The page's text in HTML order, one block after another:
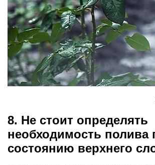
8. Не стоит определять
необходимость полива
состоянию верхнего